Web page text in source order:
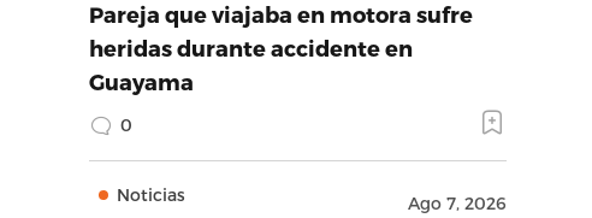
Pareja que viajaba en motora sufre
heridas durante accidente en
Guayama
0
Noticias Ago 7, 2026